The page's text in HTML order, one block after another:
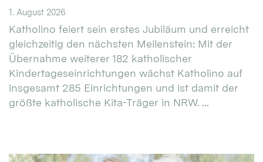
1. August 2026
Katholino feiert sein erstes Jubiläum und erreicht
gleichzeitig den nächsten Meilenstein: Mit der
Übernahme weiterer 182 katholischer
Kindertageseinrichtungen wächst Katholino auf
insgesamt 285 Einrichtungen und ist damit der
größte katholische Kita-Träger in NRW. ...